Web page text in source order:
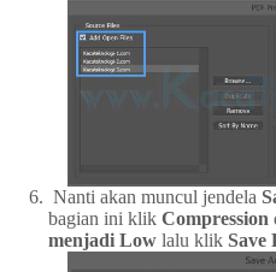
Nanti akan muncul jendela
bagian ini klik Compression
menjadi Low lalu klik Save